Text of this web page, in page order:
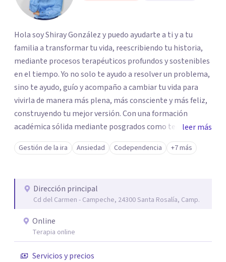
Hola soy Shiray González y puedo ayudarte a ti y a tu
familia a transformar tu vida, reescribiendo tu historia,
mediante procesos terapéuticos profundos y sostenibles
en el tiempo. Yo no solo te ayudo a resolver un problema,
sino te ayudo, guío y acompaño a cambiar tu vida para
vivirla de manera más plena, más consciente y más feliz,
construyendo tu mejor versión. Con una formación
académica sólida mediante posgrados como terapeuta
breve, familiar e infantil, así como con respaldo
profesional y experiencia clínica de más de 26 años y
auténtica y comunicación clara y directa para darte
seguridad emocional y una dirección firme de tu proceso
de cambio.
leer más
Gestión de la ira Ansiedad Codependencia +7 más
Dirección principal
Cd del Carmen - Campeche, 24300 Santa Rosalía, Camp.
Online
Terapia online
Servicios y precios